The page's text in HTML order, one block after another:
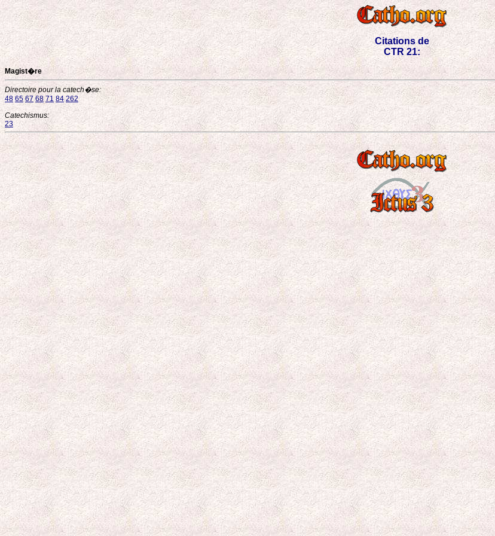
Citations de
CTR 21:
Magist�re
Directoire pour la catech�se:
48 65 67 68 71 84 262
Catechismus:
23